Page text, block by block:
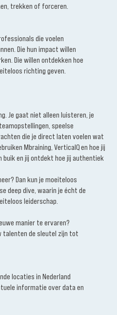
trekken of forceren.
die voelen
Die hun impact willen
Die willen ontdekken hoe
richting geven.
Je gaat niet alleen luisteren, je
speelse
die je direct laten voelen wat
Mbraining, VerticalQ en hoe jij
en jij ontdekt hoe jij authentiek
Dan kun je moeiteloos
deep dive, waarin je écht de
leiderschap.
manier te ervaren?
talenten de sleutel zijn tot
locaties in Nederland
informatie over data en